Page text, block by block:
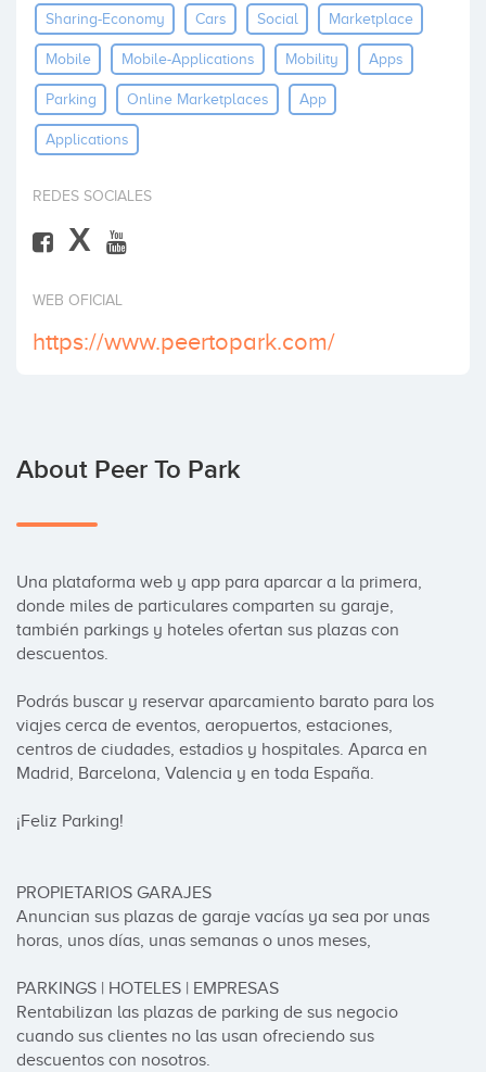
InvestSharing-Economy Cars Social Marketplace
Mobile Mobile-Applications Mobility Apps
Parking Online Marketplaces App
Applications
REDES SOCIALES
X
WEB OFICIAL
https://www.peertopark.com/
About Peer To Park
Una plataforma web y app para aparcar a la primera,
donde miles de particulares comparten su garaje,
también parkings y hoteles ofertan sus plazas con
descuentos.
Podrás buscar y reservar aparcamiento barato para los
viajes cerca de eventos, aeropuertos, estaciones,
centros de ciudades, estadios y hospitales. Aparca en
Madrid, Barcelona, Valencia y en toda España.
¡Feliz Parking!
PROPIETARIOS GARAJES
Anuncian sus plazas de garaje vacías ya sea por unas
horas, unos días, unas semanas o unos meses,
PARKINGS | HOTELES | EMPRESAS
Rentabilizan las plazas de parking de sus negocio
cuando sus clientes no las usan ofreciendo sus
descuentos con nosotros.